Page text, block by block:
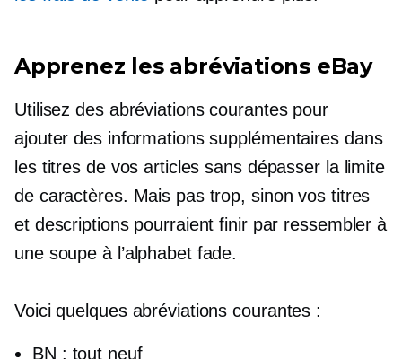
Apprenez les abréviations eBay
Utilisez des abréviations courantes pour
ajouter des informations supplémentaires dans
les titres de vos articles sans dépasser la limite
de caractères. Mais pas trop, sinon vos titres
et descriptions pourraient finir par ressembler à
une soupe à l’alphabet fade.
Voici quelques abréviations courantes :
BN : tout neuf